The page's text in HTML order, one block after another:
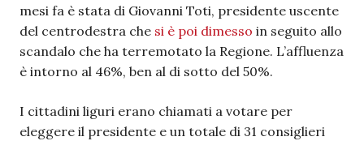
mesi fa è stata di Giovanni Toti, presidente uscente
del centrodestra che si è poi dimesso in seguito allo
scandalo che ha terremotato la Regione. L’affluenza
è intorno al 46%, ben al di sotto del 50%.
I cittadini liguri erano chiamati a votare per
eleggere il presidente e un totale di 31 consiglieri